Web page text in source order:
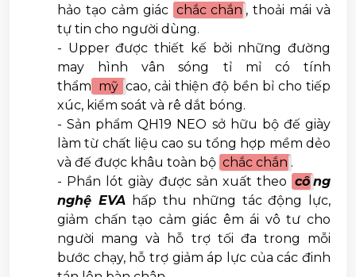
hảo tạo cảm giác chắc chắn , thoải mái và
tự tin cho người dùng.
- Upper được thiết kế bởi những đường
may hình vân sóng tỉ mỉ có tính
thẩm mỹ cao, cải thiện độ bền bỉ cho tiếp
xúc, kiểm soát và rê dắt bóng.
- Sản phẩm QH19 NEO sở hữu bộ đế giày
làm từ chất liệu cao su tổng hợp mềm dẻo
và đế được khâu toàn bộ chắc chắn .
- Phần lót giày được sản xuất theo cô ng
nghệ EVA
hấp thu những tác động lực,
giảm chấn tạo cảm giác êm ái vô tư cho
người mang và hỗ trợ tối đa trong mỗi
bước chạy, hỗ trợ giảm áp lực của các đinh